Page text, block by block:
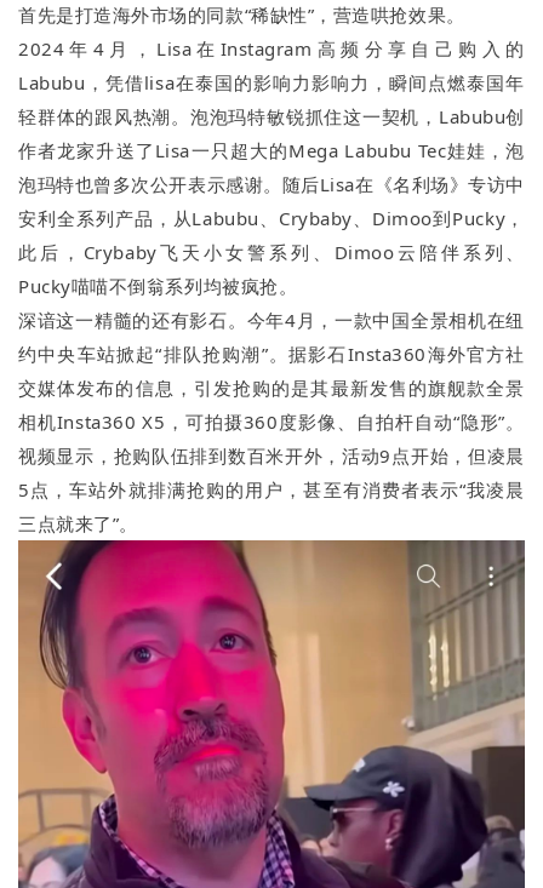
首先是打造海外市场的同款“稀缺性”，营造哄抢效果。
2024年4月，Lisa在Instagram高频分享自己购入的
Labubu，凭借lisa在泰国的影响力影响力，瞬间点燃泰国年
轻群体的跟风热潮。泡泡玛特敏锐抓住这一契机，Labubu创
作者龙家升送了Lisa一只超大的Mega Labubu Tec娃娃，泡
泡玛特也曾多次公开表示感谢。随后Lisa在《名利场》专访中
安利全系列产品，从Labubu、Crybaby、Dimoo到Pucky，
此后，Crybaby飞天小女警系列、Dimoo云陪伴系列、
Pucky喵喵不倒翁系列均被疯抢。
深谙这一精髓的还有影石。今年4月，一款中国全景相机在纽
约中央车站掀起“排队抢购潮”。据影石Insta360海外官方社
交媒体发布的信息，引发抢购的是其最新发售的旗舰款全景
相机Insta360 X5，可拍摄360度影像、自拍杆自动“隐形”。
视频显示，抢购队伍排到数百米开外，活动9点开始，但凌晨
5点，车站外就排满抢购的用户，甚至有消费者表示“我凌晨
三点就来了”。